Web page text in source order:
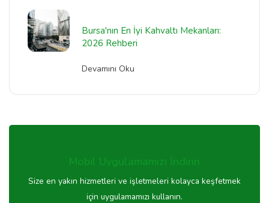
Bursa'nın En İyi Kahvaltı Mekanları:
2026 Rehberi
Devamını Oku
Mobil Uygulamamızı İndirin
Size en yakın hizmetleri ve işletmeleri kolayca keşfetmek
için uygulamamızı kullanın.